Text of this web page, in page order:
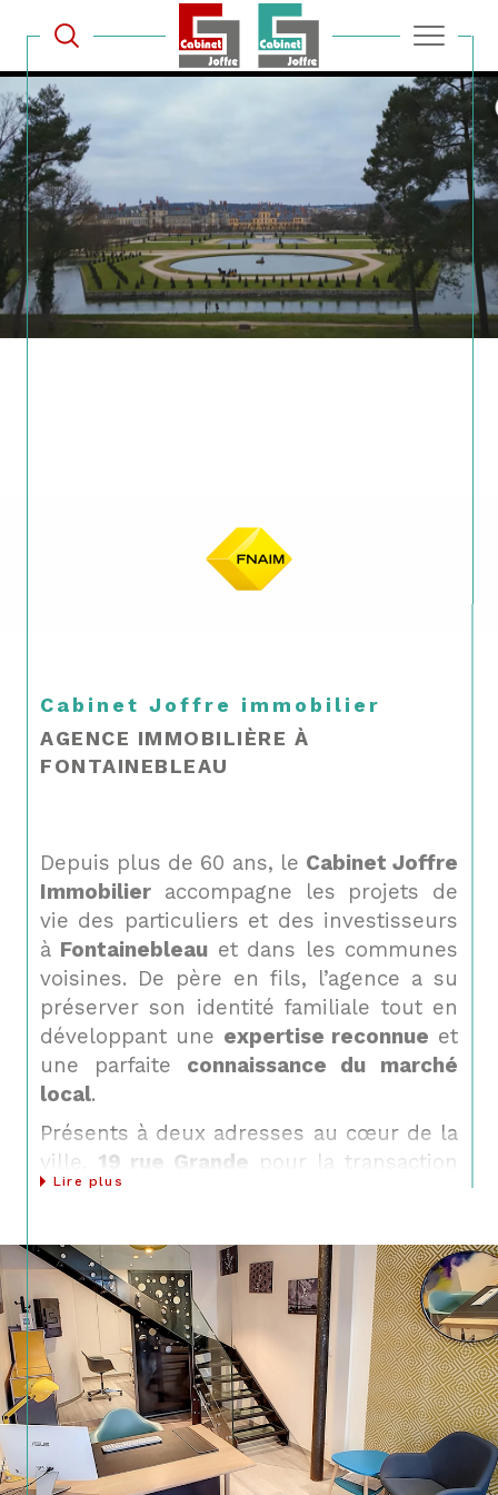
Cabinet Joffre immobilier
AGENCE IMMOBILIÈRE À
FONTAINEBLEAU
Depuis plus de 60 ans, le Cabinet Joffre
Immobilier accompagne les projets de
vie des particuliers et des investisseurs
à Fontainebleau et dans les communes
voisines. De père en fils, l’agence a su
préserver son identité familiale tout en
développant une expertise reconnue et
une parfaite connaissance du marché
local.
Présents à deux adresses au cœur de la
ville, 19 rue Grande pour la transaction
et118 rue Grande
accompagnement complet, fondé sur
l’écoute, la rigueur et la transparence.
Achat, vente, location, gestion ou
estimation immobilière, chaque projet
est traité avec le même niveau
d’engagement et de soin.
Acheter ou vendre avec
Lire plus